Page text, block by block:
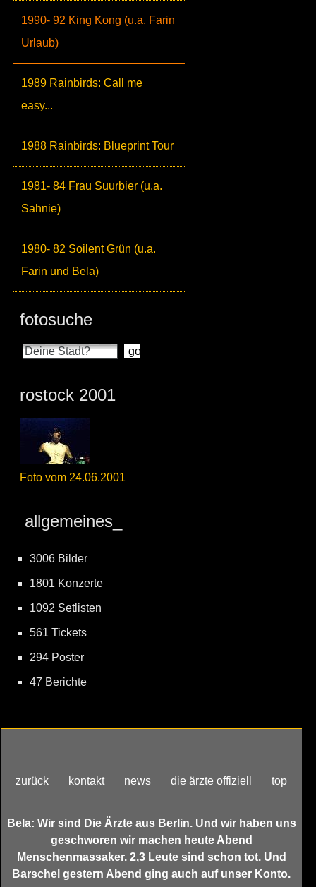
1990- 92 King Kong (u.a. Farin
Urlaub)
1989 Rainbirds: Call me
easy...
1988 Rainbirds: Blueprint Tour
1981- 84 Frau Suurbier (u.a.
Sahnie)
1980- 82 Soilent Grün (u.a.
Farin und Bela)
fotosuche
rostock 2001
Foto vom 24.06.2001
allgemeines_
3006 Bilder
1801 Konzerte
1092 Setlisten
561 Tickets
294 Poster
47 Berichte
zurück kontakt news die ärzte offiziell top
Bela: Wir sind Die Ärzte aus Berlin. Und wir haben uns
geschworen wir machen heute Abend
Menschenmassaker. 2,3 Leute sind schon tot. Und
Barschel gestern Abend ging auch auf unser Konto.